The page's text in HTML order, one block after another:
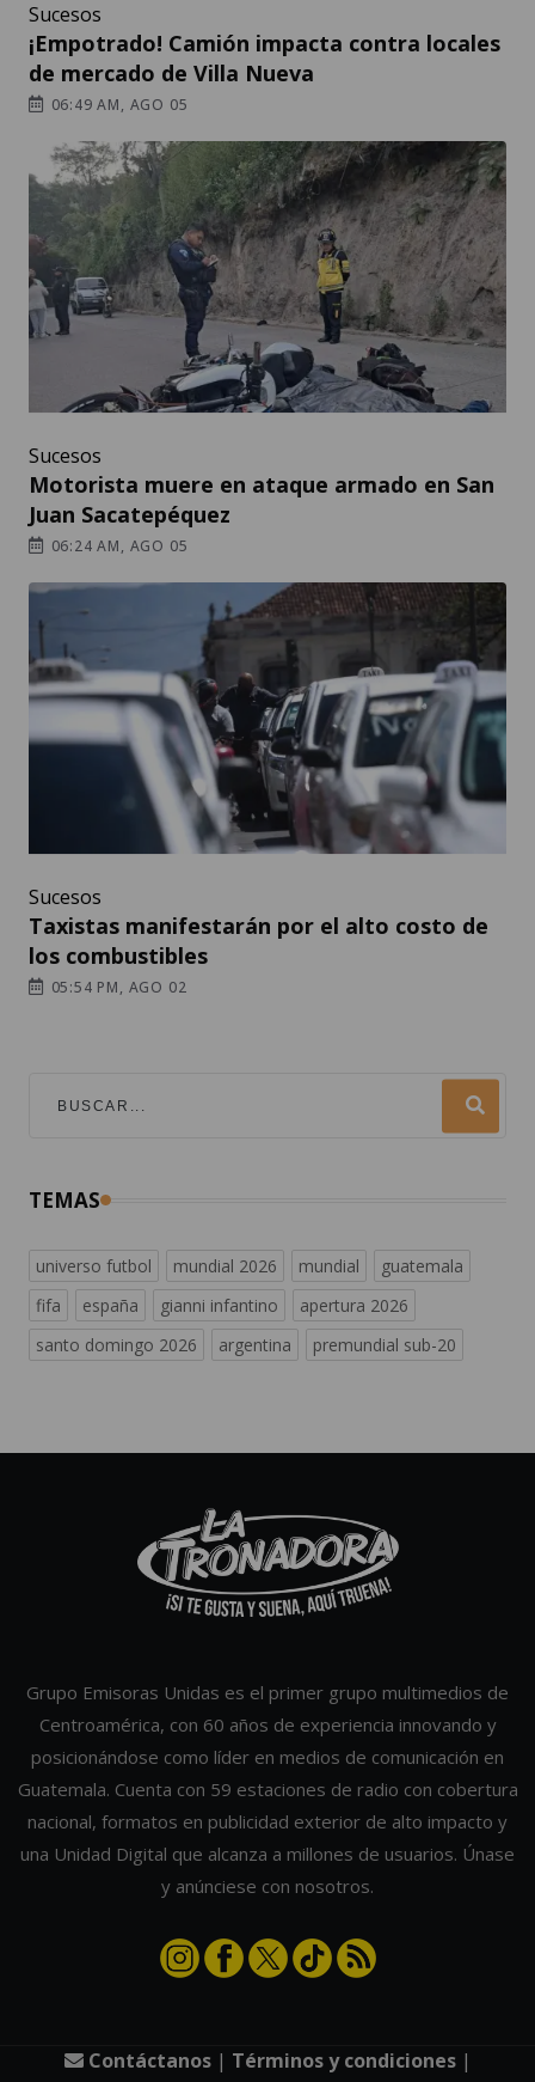
Sucesos
¡Empotrado! Camión impacta contra locales
de mercado de Villa Nueva
06:49 AM, AGO 05
Sucesos
Motorista muere en ataque armado en San
Juan Sacatepéquez
06:24 AM, AGO 05
Sucesos
Taxistas manifestarán por el alto costo de
los combustibles
05:54 PM, AGO 02
TEMAS
universo futbol mundial 2026 mundial
guatemala
fifa
españa gianni infantino
apertura 2026
santo domingo 2026
argentina premundial sub-20
Grupo Emisoras Unidas es el primer grupo multimedios de
Centroamérica, con 60 años de experiencia innovando y
posicionándose como líder en medios de comunicación en
Guatemala. Cuenta con 59 estaciones de radio con cobertura
nacional, formatos en publicidad exterior de alto impacto y
una Unidad Digital que alcanza a millones de usuarios. Únase
y anúnciese con nosotros.
Contáctanos| Términos y condiciones|